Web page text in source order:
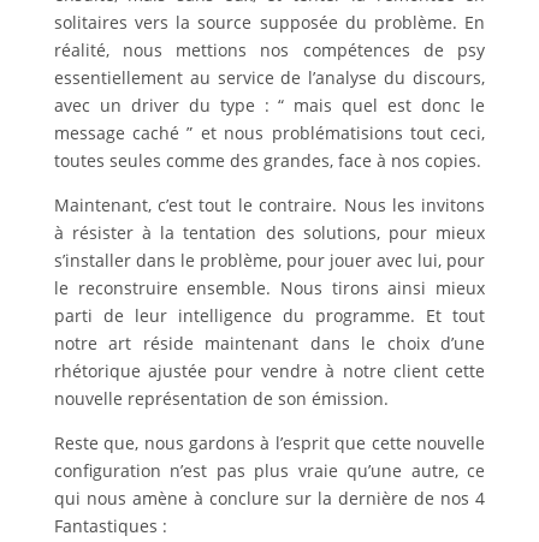
solitaires vers la source supposée du problème. En
réalité, nous mettions nos compétences de psy
essentiellement au service de l’analyse du discours,
avec un driver du type : “ mais quel est donc le
message caché ” et nous problématisions tout ceci,
toutes seules comme des grandes, face à nos copies.
Maintenant, c’est tout le contraire. Nous les invitons
à résister à la tentation des solutions, pour mieux
s’installer dans le problème, pour jouer avec lui, pour
le reconstruire ensemble. Nous tirons ainsi mieux
parti de leur intelligence du programme. Et tout
notre art réside maintenant dans le choix d’une
rhétorique ajustée pour vendre à notre client cette
nouvelle représentation de son émission.
Reste que, nous gardons à l’esprit que cette nouvelle
configuration n’est pas plus vraie qu’une autre, ce
qui nous amène à conclure sur la dernière de nos 4
Fantastiques :